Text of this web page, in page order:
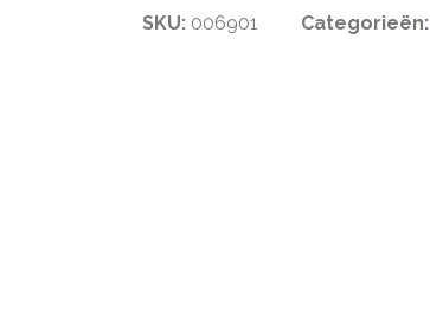
SKU: 006901 Categorieën: